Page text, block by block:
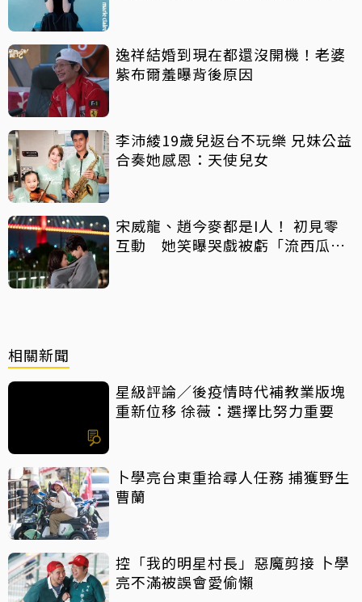
逸祥結婚到現在都還沒開機！老婆
紫布爾羞曝背後原因
李沛綾19歲兒返台不玩樂 兄妹公益
合奏她感恩：天使兒女
宋威龍、趙今麥都是I人！ 初見零
互動 她笑曝哭戲被虧「流西瓜
相關新聞
星級評論／後疫情時代補教業版塊
重新位移 徐薇：選擇比努力重要
卜學亮台東重拾尋人任務 捕獲野生
曹蘭
控「我的明星村長」惡魔剪接 卜學
亮不滿被誤會愛偷懶